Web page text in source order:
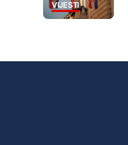
VIJESTI